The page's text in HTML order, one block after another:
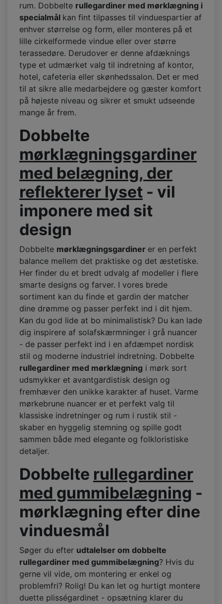
rum. Dobbelte rullegardiner med mørklægning i
specialmål kan fint tilpasses til vinduespartier af
enhver størrelse og form, eller monteres på et
lille cirkelformede vindue eller over større
terassedøre. Derudover er denne afdæknings
type et udmærket valg til indretning af kontor,
hotel, cafeteria eller skønhedssalon. Det er med
til at sikre alle medarbejdere og gæster komfort
på højeste niveau og sikrer et smukt udseende
mange år frem.
Dobbelte
mørklægningsgardiner
med belægning, der
reflekterer lyset - vil
imponere med sit
design
Dobbelte mørklægningsgardiner er en perfekt
balance mellem det praktiske og det æstetiske.
Her finder du et bredt udvalg af modeller i flere
smarte designs og farver. I vores brede
sortiment kan du finde et gardin der matcher
dine drømme og passer perfekt ind i dit hjem.
Kan du god lide at bo minimalistisk? Du kan lade
dig inspirere af solafskærmninger i grå nuancer
- de passer perfekt ind i en afdæmpet nordisk
stil og moderne industriel indretning. Dobbelte
rullegardiner med mørklægning i mørk sort
udsmykker et avantgardistisk design og
fremhæver den unikke karakter af huset. Varme
mørkebrune nuancer er et perfekt valg til
klassiske indretninger og rum i rustik stil -
skaber en hyggelig stemning og spille godt
sammen både med elegante og folkloristiske
detaljer.
Dobbelte rullegardiner
med gummibelægning -
mørklægning efter dine
vinduesmål
Søger du efter udtalelser om dobbelte
rullegardiner med gummibelægning? Hvis du
gerne vil vide, om montering er enkel og
problemfri? Rolig! Du kan let og hurtigt montere
duette plisségardinet - opsætning klarer du